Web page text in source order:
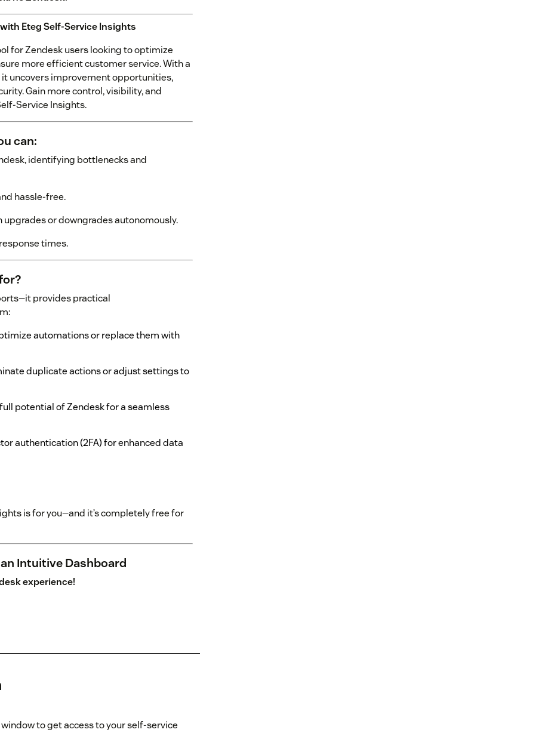
Eteg Self-Service Insights
for Zendesk users looking to optimize
more efficient customer service. With a
uncovers improvement opportunities,
Gain more control, visibility, and
Service Insights.
can:
identifying bottlenecks and
hassle-free.
or downgrades autonomously.
times.
provides practical
automations or replace them with
duplicate actions or adjust settings to
potential of Zendesk for a seamless
authentication (2FA) for enhanced data
is for you—and it’s completely free for
Intuitive Dashboard
experience!
to get access to your self-service